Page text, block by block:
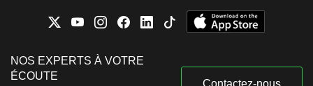
NOS EXPERTS À VOTRE
ÉCOUTE
Contactez-nous